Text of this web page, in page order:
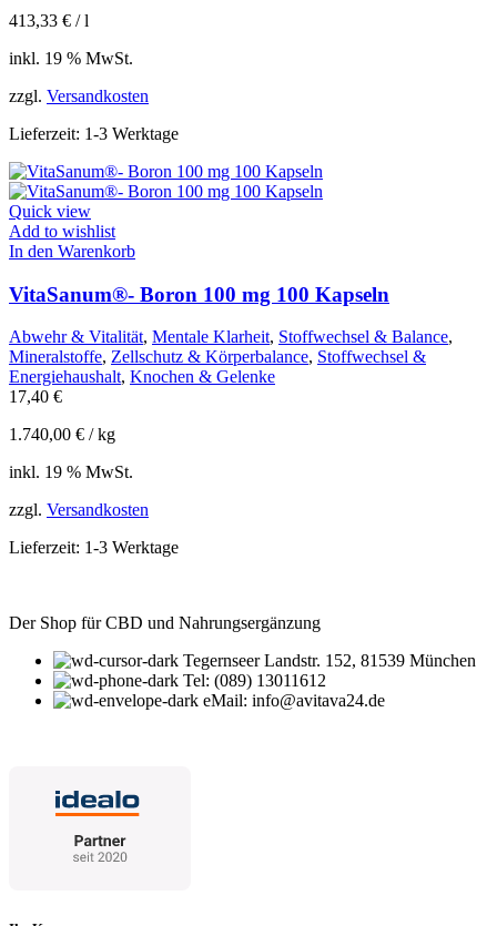
413,33 € /l
inkl. 19 % MwSt.
zzgl. Versandkosten
Lieferzeit: 1-3 Werktage
Quick view
Add to wishlist
In den Warenkorb
VitaSanum®- Boron 100 mg 100 Kapseln
Abwehr & Vitalität, Mentale Klarheit, Stoffwechsel & Balance,
Mineralstoffe, Zellschutz & Körperbalance, Stoffwechsel &
Energiehaushalt, Knochen & Gelenke
17,40 €
1.740,00 € /kg
inkl. 19 % MwSt.
zzgl. Versandkosten
Lieferzeit: 1-3 Werktage
Der Shop für CBD und Nahrungsergänzung
Tegernseer Landstr. 152, 81539 München
Tel: (089) 13011612
eMail: info@avitava24.de